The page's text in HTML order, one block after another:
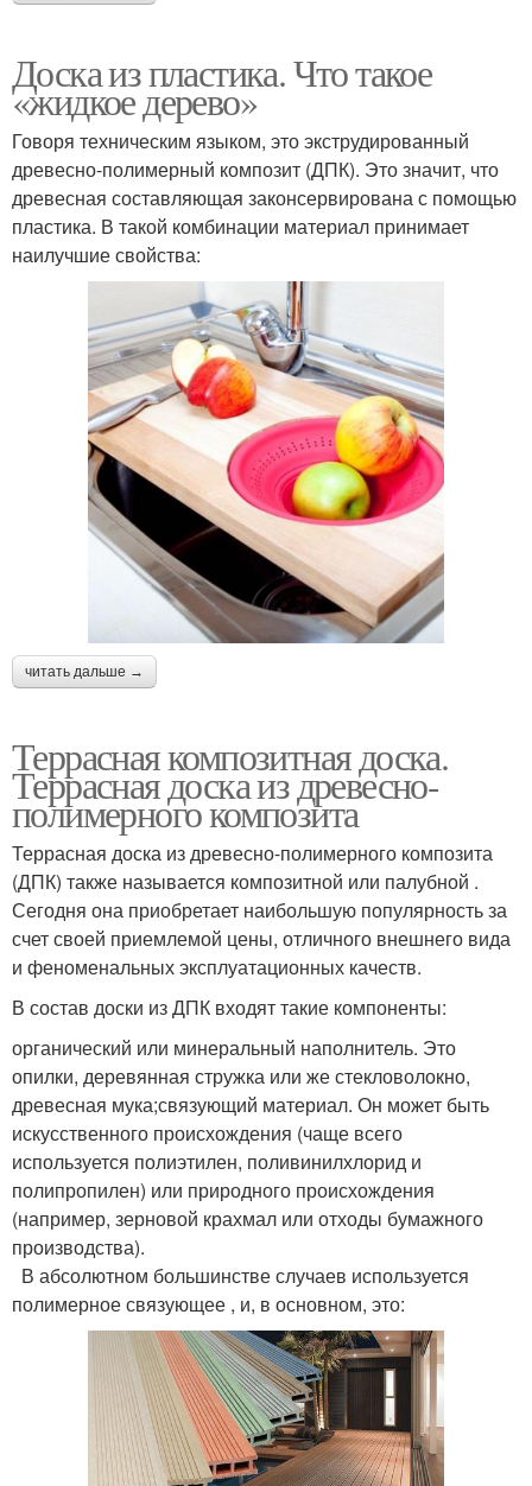
Доска из пластика. Что такое
«жидкое дерево»
Говоря техническим языком, это экструдированный
древесно-полимерный композит (ДПК). Это значит, что
древесная составляющая законсервирована с помощью
пластика. В такой комбинации материал принимает
наилучшие свойства:
читать дальше →
Террасная композитная доска.
Террасная доска из древесно-
полимерного композита
Террасная доска из древесно-полимерного композита
(ДПК) также называется композитной или палубной .
Сегодня она приобретает наибольшую популярность за
счет своей приемлемой цены, отличного внешнего вида
и феноменальных эксплуатационных качеств.
В состав доски из ДПК входят такие компоненты:
органический или минеральный наполнитель. Это
опилки, деревянная стружка или же стекловолокно,
древесная мука;связующий материал. Он может быть
искусственного происхождения (чаще всего
используется полиэтилен, поливинилхлорид и
полипропилен) или природного происхождения
(например, зерновой крахмал или отходы бумажного
производства).
В абсолютном большинстве случаев используется
полимерное связующее , и, в основном, это: